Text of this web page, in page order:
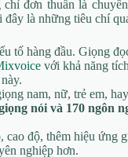
đơn thuần là
là những tiêu chí
tố hàng đầu. Giọng
với khả năng
nam, nữ, trẻ em,
nói và 170 ngôn
cao độ, thêm hiệu ứng
nghiệp hơn.